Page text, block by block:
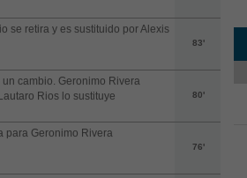
se retira y es sustituido por Alexis
83'
un cambio. Geronimo Rivera
Rios lo sustituye
80'
para Geronimo Rivera
76'